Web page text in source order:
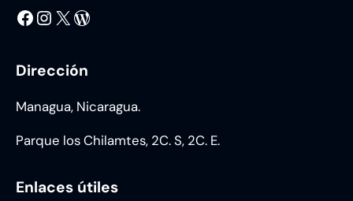
Facebook Instagram X WordPress
Dirección
Managua, Nicaragua.
Parque los Chilamtes, 2C. S, 2C. E.
Enlaces útiles